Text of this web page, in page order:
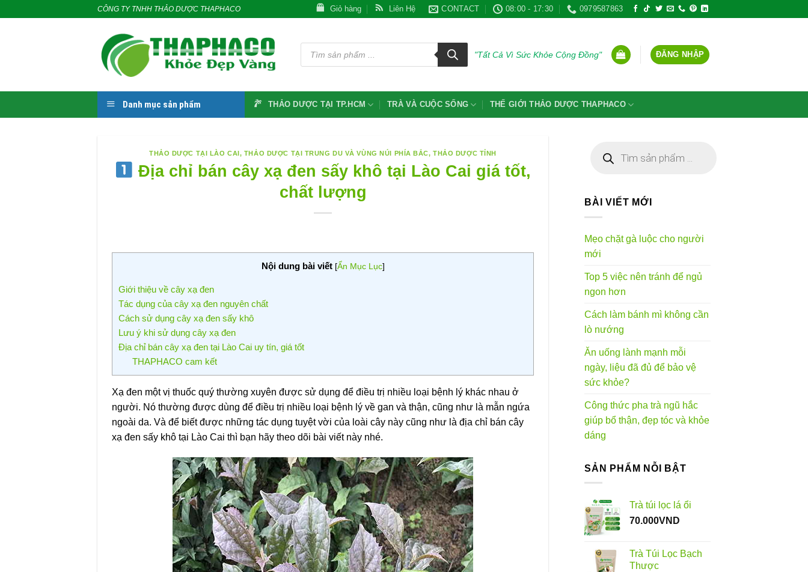
CÔNG TY TNHH THẢO DƯỢC THAPHACO Giỏ hàng Liên Hệ CONTACT 08:00 - 17:30 0979587863
Tìm
kiếm
phẩm
"Tất Cả Vì Sức Khỏe Cộng Đồng" ĐĂNG NHẬP
Danh mục sản phẩm THẢO DƯỢC TẠI TP.HCM TRÀ VÀ CUỘC SỐNG THẾ GIỚI THẢO DƯỢC THAPHACO
THẢO DƯỢC TẠI LÀO CAI, THẢO DƯỢC TẠI TRUNG DU VÀ VÙNG NÚI PHÍA BẮC,THẢO DƯỢC TỈNH
Địa chỉ bán cây xạ đen sấy khô tại Lào Cai giá tốt,
chất lượng
Nội dung bài viết [Ẩn Mục Lục]
Giới thiệu về cây xạ đen
Tác dụng của cây xạ đen nguyên chất
Cách sử dụng cây xạ đen sấy khô
Lưu ý khi sử dụng cây xạ đen
Địa chỉ bán cây xạ đen tại Lào Cai uy tín, giá tốt
THAPHACO cam kết
Xạ đen một vị thuốc quý thường xuyên được sử dụng để điều trị nhiều loại bệnh lý khác nhau ở
người. Nó thường được dùng để điều trị nhiều loại bệnh lý về gan và thận, cũng như là mẫn ngứa
ngoài da. Và để biết được những tác dụng tuyệt vời của loài cây này cũng như là địa chỉ bán cây
xạ đen sấy khô tại Lào Cai thì bạn hãy theo dõi bài viết này nhé.
kiếm
BÀI VIẾT MỚI
Mẹo chặt gà luộc cho người
mới
Top 5 việc nên tránh để ngủ
ngon hơn
Cách làm bánh mì không cần
lò nướng
Ăn uống lành mạnh mỗi
ngày, liệu đã đủ để bảo vệ
sức khỏe?
Công thức pha trà ngũ hắc
giúp bổ thận, đẹp tóc và khỏe
dáng
SẢN PHẨM NỖI BẬT
Trà túi lọc lá ổi
70.000VND
Trà Túi Lọc Bạch
Thược